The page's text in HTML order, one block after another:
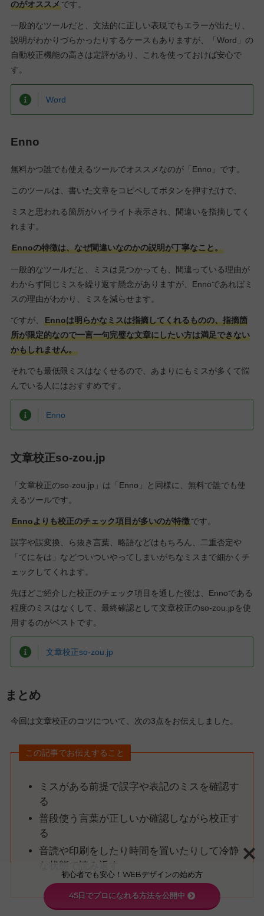
のがオススメです。
一般的なツールだと、文法的に正しい表現でもエラーが出たり、
説明がわかりづらかったりするケースもありますが、「Word」の
自動校正機能の高さは定評があり、これを使っておけば安心で
す。
Word
Enno
無料かつ誰でも使えるツールでオススメなのが「Enno」です。
このツールは、書いた文章をコピペしてボタンを押すだけで、
ミスと思われる箇所がハイライト表示され、間違いを指摘してく
れます。
Ennoの特徴は、なぜ間違いなのかの説明が丁寧なこと。
一般的なツールだと、ミスは見つかっても、間違っている理由が
わからず同じミスを繰り返す懸念がありますが、Ennoであればミ
スの理由がわかり、ミスを減らせます。
ですが、
Ennoは明らかなミスは指摘してくれるものの、指摘箇
所が限定的なので一言一句完璧な文章にしたい方は満足できない
かもしれません。
それでも最低限ミスはなくせるので、あまりにもミスが多くて悩
んでいる人にはおすすめです。
Enno
文章校正so-zou.jp
「文章校正のso-zou.jp」は「Enno」と同様に、無料で誰でも使
えるツールです。
Ennoよりも校正のチェック項目が多いのが特徴です。
誤字や誤変換、ら抜き言葉、略語などはもちろん、二重否定や
「てにをは」などついついやってしまいがちなミスまで細かくチ
ェックしてくれます。
先ほどご紹介した校正のチェック項目を通した後は、Ennoである
程度のミスはなくして、最終確認として文章校正のso-zou.jpを使
用するのがベストです。
文章校正so-zou.jp
まとめ
今回は文章校正のコツについて、次の3点をお伝えしました。
この記事でお伝えすること
ミスがある前提で誤字や表記のミスを確認す
る
普段使う言葉が正しいか確認しながら校正す
る
音読や印刷をしたり時間を置いたりして冷静
な状態で読み返す
初心者でも安心！WEBデザインの始め方
45日でプロになれる方法を公開中